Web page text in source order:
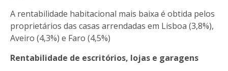
A rentabilidade habitacional mais baixa é obtida pelos
proprietários das casas arrendadas em Lisboa (3,8%),
Aveiro (4,3%) e Faro (4,5%)
Rentabilidade de escritórios, lojas e garagens